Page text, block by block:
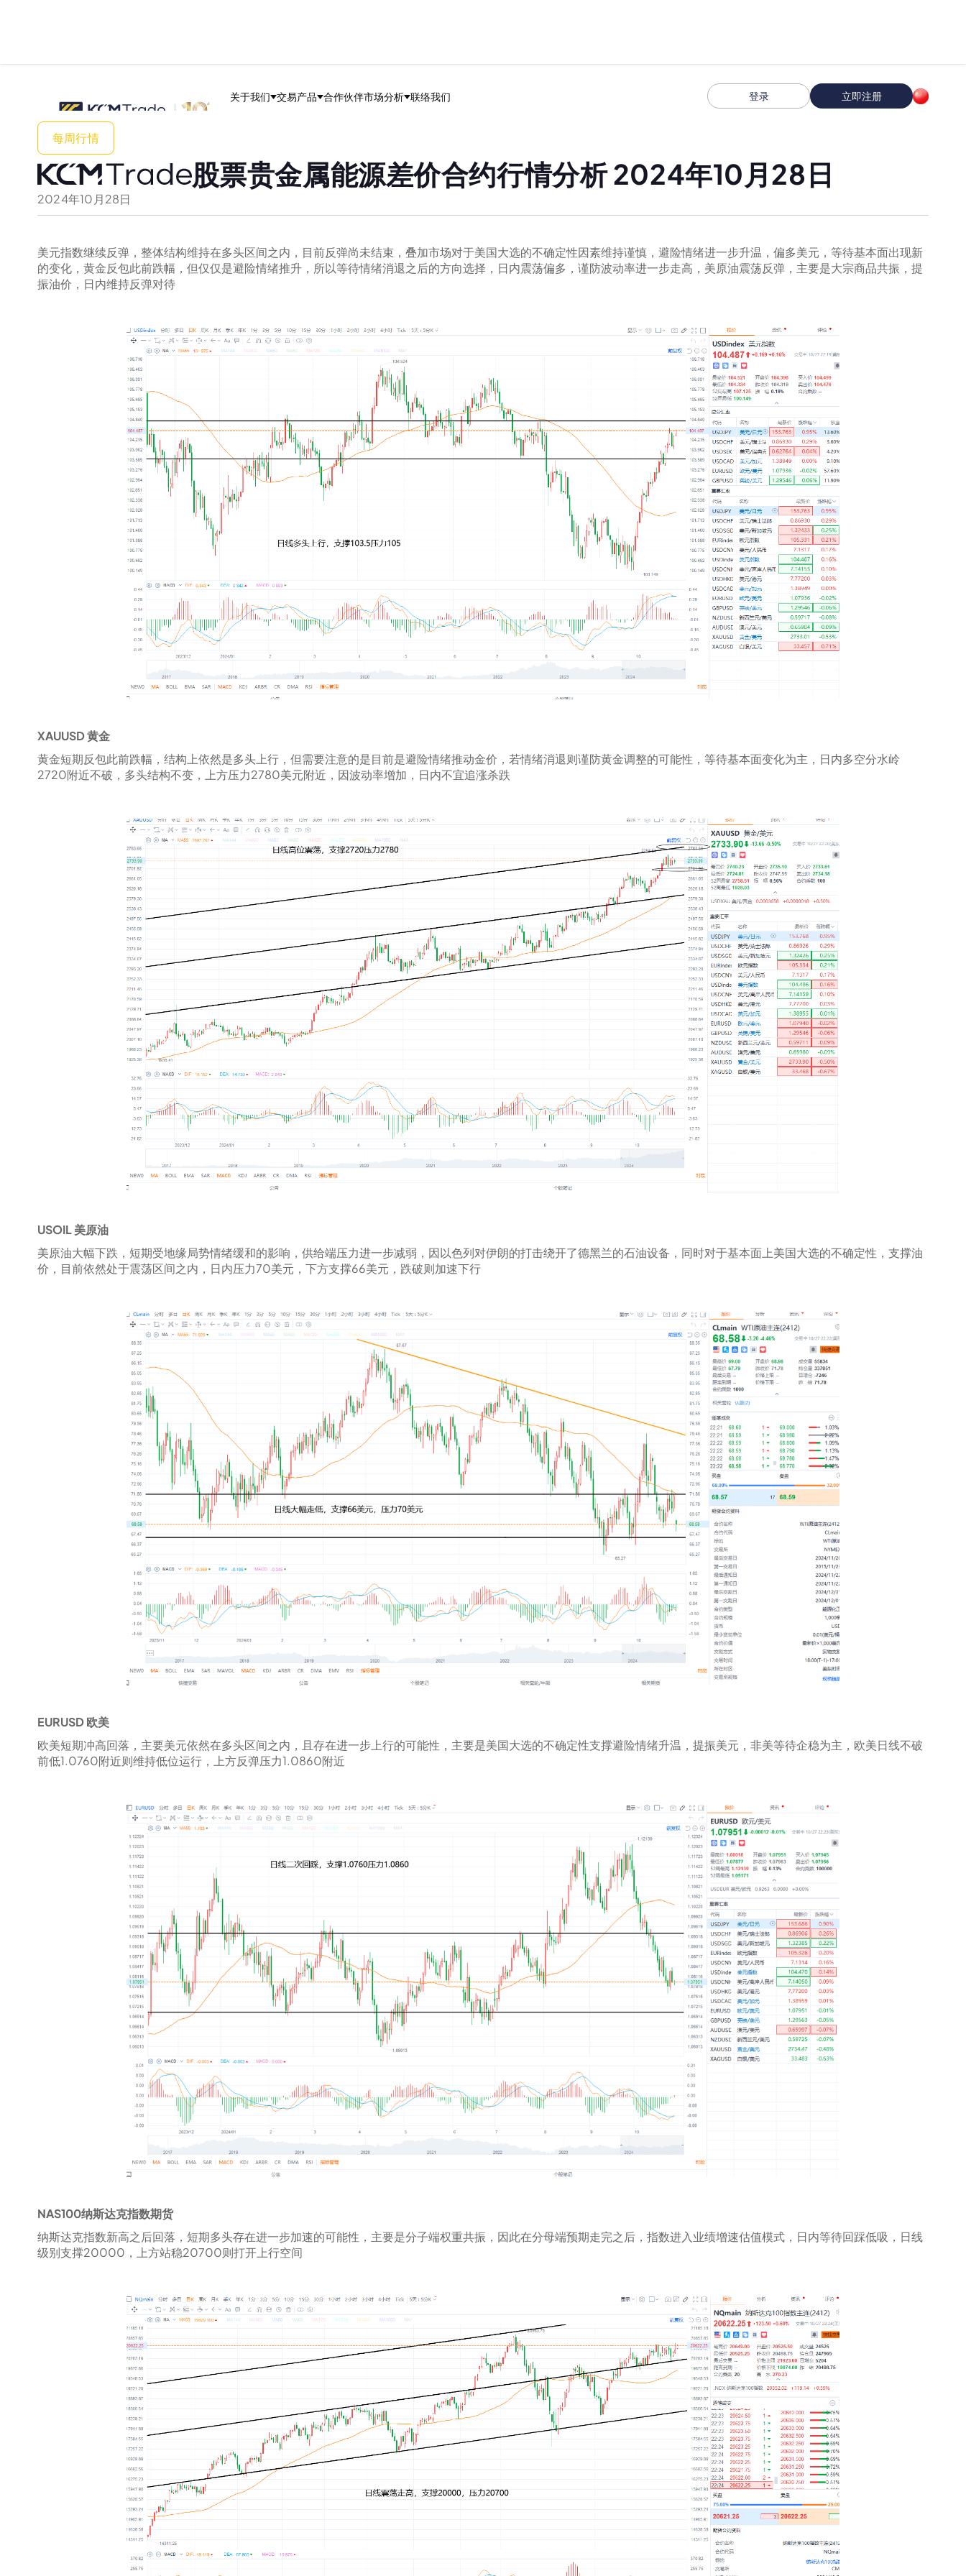
关于我们 交易产品 合作伙伴市场分析 联络我们 登录 立即注册
每周行情
股票贵金属能源差价合约行情分析 2024年10月28日
2024年10 月28日
美元指数继续反弹，整体结构维持在多头区间之内，目前反弹尚未结束，叠加市场对于美国大选的不确定性因素维持谨慎，避险情绪进一步升温，偏多美元，等待基本面出现新
的变化，黄金反包此前跌幅，但仅仅是避险情绪推升，所以等待情绪消退之后的方向选择，日内震荡偏多，谨防波动率进一步走高，美原油震荡反弹，主要是大宗商品共振，提
振油价，日内维持反弹对待
XAUUSD 黄金
黄金短期反包此前跌幅，结构上依然是多头上行，但需要注意的是目前是避险情绪推动金价，若情绪消退则谨防黄金调整的可能性，等待基本面变化为主，日内多空分水岭
2720附近不破，多头结构不变，上方压力2780美元附近，因波动率增加，日内不宜追涨杀跌
USOIL 美原油
美原油大幅下跌，短期受地缘局势情绪缓和的影响，供给端压力进一步减弱，因以色列对伊朗的打击绕开了德黑兰的石油设备，同时对于基本面上美国大选的不确定性，支撑油
价，目前依然处于震荡区间之内，日内压力70美元，下方支撑66美元，跌破则加速下行
EURUSD 欧美
欧美短期冲高回落，主要美元依然在多头区间之内，且存在进一步上行的可能性，主要是美国大选的不确定性支撑避险情绪升温，提振美元，非美等待企稳为主，欧美日线不破
前低1.0760附近则维持低位运行，上方反弹压力1.0860附近
NAS100纳斯达克指数期货
纳斯达克指数新高之后回落，短期多头存在进一步加速的可能性，主要是分子端权重共振，因此在分母端预期走完之后，指数进入业绩增速估值模式，日内等待回踩低吸，日线
级别支撑20000，上方站稳20700则打开上行空间